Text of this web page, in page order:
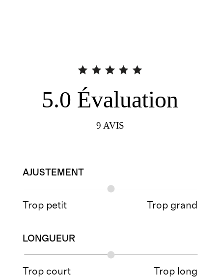
5.0 Évaluation
9 AVIS
AJUSTEMENT
Trop petit Trop grand
LONGUEUR
Trop court Trop long